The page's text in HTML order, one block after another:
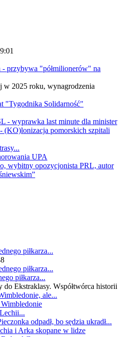
przybywa "półmilionerów" na
w 2025 roku, wynagrodzenia
"Tygodnika Solidarność"
- wyprawka last minute dla minister
(KO)lonizacja pomorskich szpitali
UPA
wybitny opozycjonista PRL, autor
piłkarza...
Ekstraklasy. Współtwórca historii
ale...
odpadł, bo sędzia ukradł...
i Arka skopane w lidze